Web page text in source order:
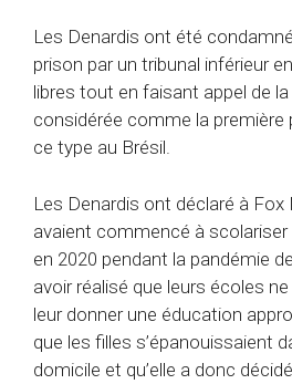
Les Denardis ont été
prison par un tribunal inférieur
libres tout en faisant appel de
considérée comme la première
ce type au Brésil.
Les Denardis ont déclaré à Fox
avaient commencé à
en 2020 pendant la pandémie
avoir réalisé que leurs écoles
leur donner une éducation
que les filles s’épanouissaient
domicile et qu’elle a donc